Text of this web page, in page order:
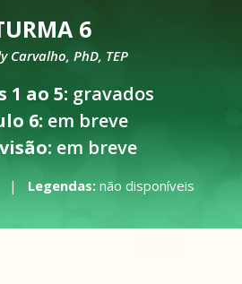
6
Carvalho, PhD, TEP
1 ao 5: gravados
6: em breve
em breve
| Legendas: não disponíveis